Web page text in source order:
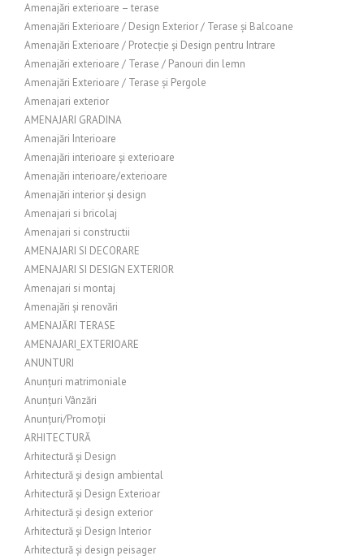
Amenajări exterioare – terase
Amenajări Exterioare / Design Exterior / Terase și Balcoane
Amenajări Exterioare / Protecție și Design pentru Intrare
Amenajări exterioare / Terase / Panouri din lemn
Amenajări Exterioare / Terase și Pergole
Amenajari exterior
AMENAJARI GRADINA
Amenajări Interioare
Amenajări interioare și exterioare
Amenajări interioare/exterioare
Amenajări interior și design
Amenajari si bricolaj
Amenajari si constructii
AMENAJARI SI DECORARE
AMENAJARI SI DESIGN EXTERIOR
Amenajari si montaj
Amenajări și renovări
AMENAJĂRI TERASE
AMENAJARI_EXTERIOARE
ANUNTURI
Anunțuri matrimoniale
Anunțuri Vânzări
Anunțuri/Promoții
ARHITECTURĂ
Arhitectură și Design
Arhitectură și design ambiental
Arhitectură și Design Exterioar
Arhitectură și design exterior
Arhitectură și Design Interior
Arhitectură și design peisager